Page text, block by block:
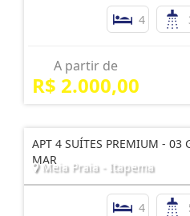
4
A partir de
R$ 2.000,00
APT 4 SUÍTES PREMIUM - 03
MAR
Meia Praia - Itapema
4